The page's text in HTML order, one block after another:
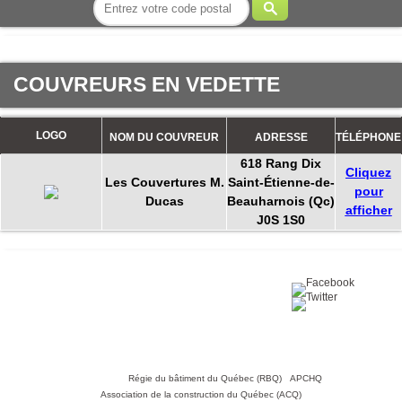
COUVREURS EN VEDETTE
LOGO NOM DU COUVREUR ADRESSE TÉLÉPHONE
Les Couvertures M.
Ducas
618 Rang Dix
Saint-Étienne-de-
Beauharnois (Qc)
J0S 1S0
Cliquez
pour
afficher
Régie du bâtiment du Québec (RBQ)• APCHQ•
Association de la construction du Québec (ACQ)